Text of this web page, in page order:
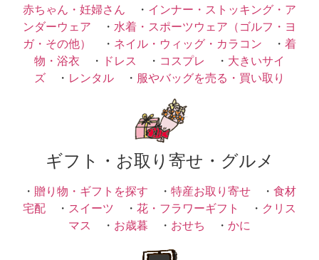
赤ちゃん・妊婦さん ・ インナー・ストッキング・ア
ンダーウェア ・ 水着・スポーツウェア（ゴルフ・ヨ
ガ・その他）
・ ネイル・ウィッグ・カラコン ・ 着
物・浴衣 ・ ドレス ・ コスプレ ・ 大きいサイ
ズ ・ レンタル ・ 服やバッグを売る・買い取り
ギフト・お取り寄せ・グルメ
・ 贈り物・ギフトを探す ・ 特産お取り寄せ ・ 食材
宅配 ・ スイーツ ・ 花・フラワーギフト ・ クリス
マス ・ お歳暮 ・ おせち ・ かに